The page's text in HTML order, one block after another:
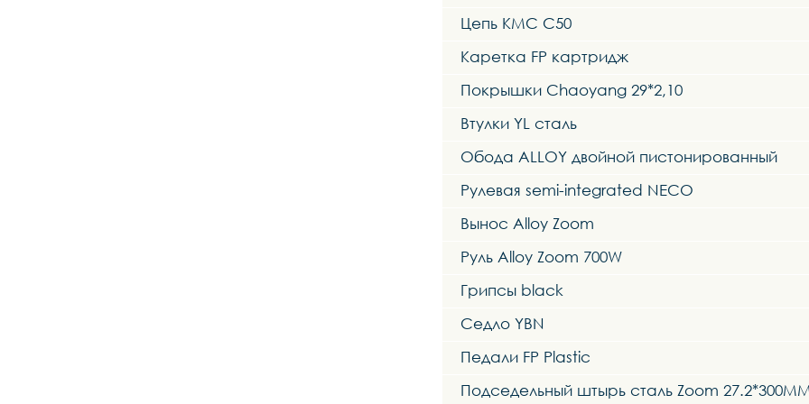
Цепь KMC C50
Каретка FP картридж
Покрышки Chaoyang 29*2,10
Втулки YL сталь
Обода ALLOY двойной пистонированный
Рулевая semi-integrated NECO
Вынос Alloy Zoom
Руль Alloy Zoom 700W
Грипсы black
Седло YBN
Педали FP Plastic
Подседельный штырь сталь Zoom